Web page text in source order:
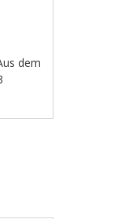
dem